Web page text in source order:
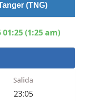
(TNG)
(1:25 am)
Salida
23:05